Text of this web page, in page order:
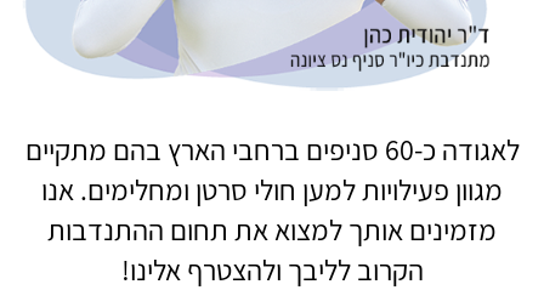
לאגודה כ-60 סניפים ברחבי הארץ בהם מתקיים
מגוון פעילויות למען חולי סרטן ומחלימים. אנו
מזמינים אותך למצוא את תחום ההתנדבות
הקרוב לליבך ולהצטרף אלינו!